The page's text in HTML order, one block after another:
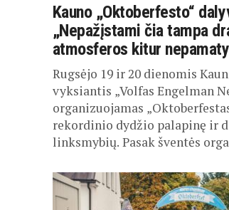
Kauno „Oktoberfesto“
„Nepažįstami čia tampa
atmosferos kitur
Rugsėjo 19 ir 20 dienomis
vyksiantis „Volfas Engelman
organizuojamas
rekordinio dydžio palapinę ir
linksmybių. Pasak šventės